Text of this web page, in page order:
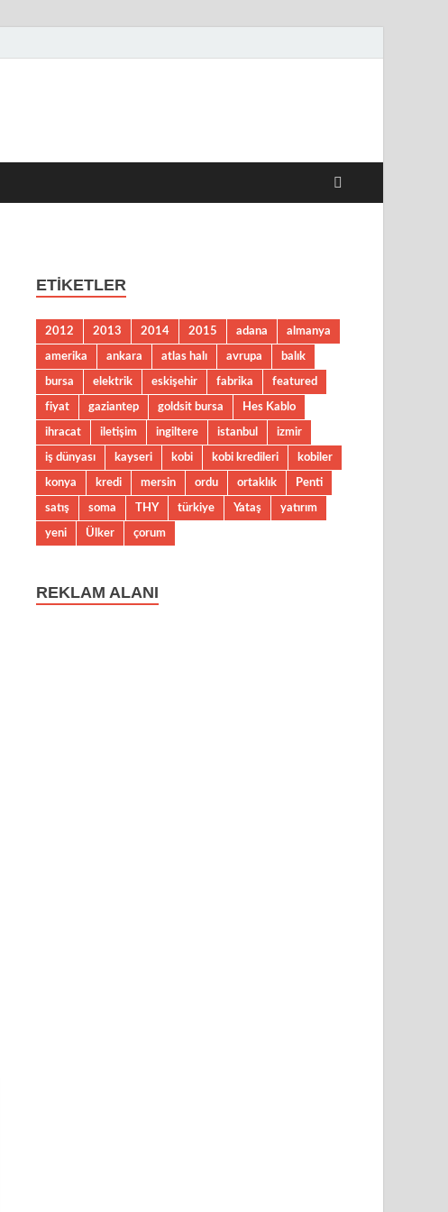
ETIKETLER
2012 2013 2014 2015 adana
almanya
amerika
ankara atlas halı avrupa
balık
bursa
elektrik eskişehir fabrika
featured
fiyat
gaziantep goldsit bursa
Hes Kablo
ihracat
iletişim ingiltere istanbul
izmir
iş dünyası
kayseri kobi kobi kredileri
kobiler
konya
kredi mersin ordu ortaklık
Penti
satış
soma THY türkiye Yataş
yatırım
yeni
Ülker çorum
REKLAM ALANI